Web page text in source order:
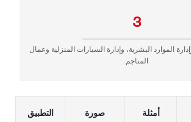
3
الموارد البشرية، وإدارة السيارات المنزلية وعمال
المناجم
التطبيق صورة أمثلة